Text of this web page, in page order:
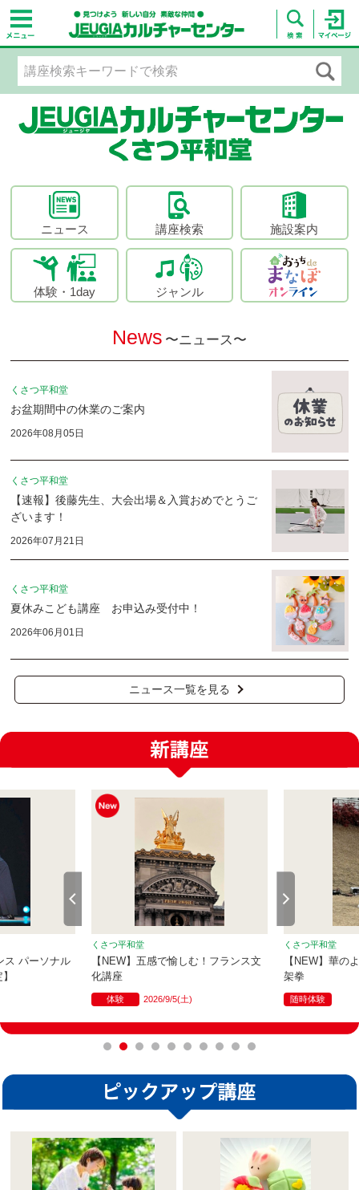
ニュース 講座検索 施設案内
体験・1day ジャンル
News 〜ニュース〜
くさつ平和堂
お盆期間中の休業のご案内
2026年08月05日
くさつ平和堂
【速報】後藤先生、大会出場＆入賞おめでとうご
ざいます！
2026年07月21日
くさつ平和堂
夏休みこども講座 お申込み受付中！
2026年06月01日
ニュース一覧を見る
ス パーソナル
くさつ平和堂
【NEW】五感で愉しむ！フランス文
化講座
体験 2026/9/5(土)
くさつ平和堂
【NEW】華
架拳
随時体験